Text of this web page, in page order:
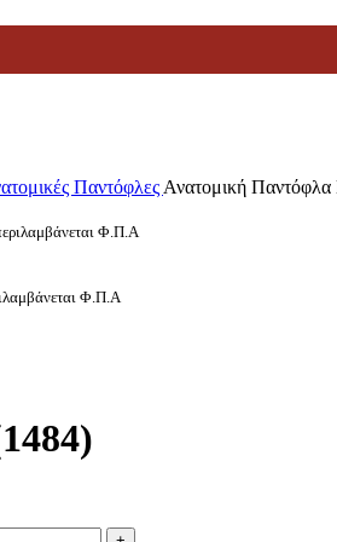
Παντόφλες Ανατομική
Φ.Π.Α
Φ.Π.Α